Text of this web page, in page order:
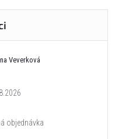
Veverková
objednávka